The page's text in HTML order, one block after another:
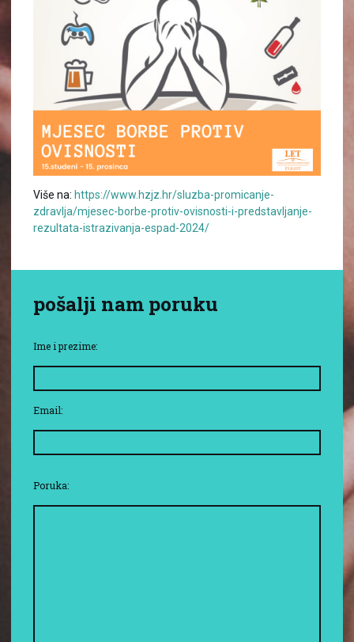
Više na: https://www.hzjz.hr/sluzba-promicanje-
zdravlja/mjesec-borbe-protiv-ovisnosti-i-predstavljanje-
rezultata-istrazivanja-espad-2024/
pošalji nam poruku
Ime i prezime:
Email:
Poruka: